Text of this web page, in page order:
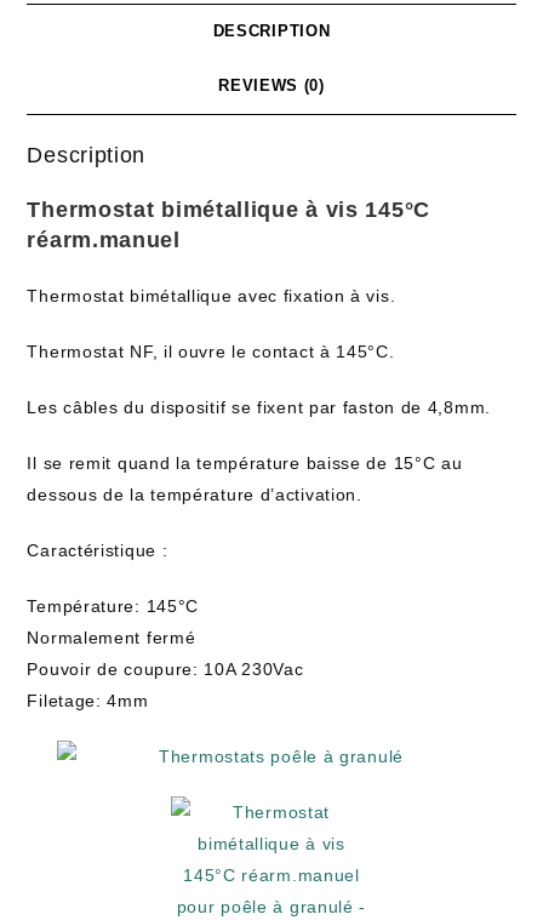
DESCRIPTION
REVIEWS (0)
Description
Thermostat bimétallique à vis 145°C
réarm.manuel
Thermostat bimétallique avec fixation à vis.
Thermostat NF, il ouvre le contact à 145°C.
Les câbles du dispositif se fixent par faston de 4,8mm.
Il se remit quand la température baisse de 15°C au
dessous de la température d’activation.
Caractéristique :
Température: 145°C
Normalement fermé
Pouvoir de coupure: 10A 230Vac
Filetage: 4mm